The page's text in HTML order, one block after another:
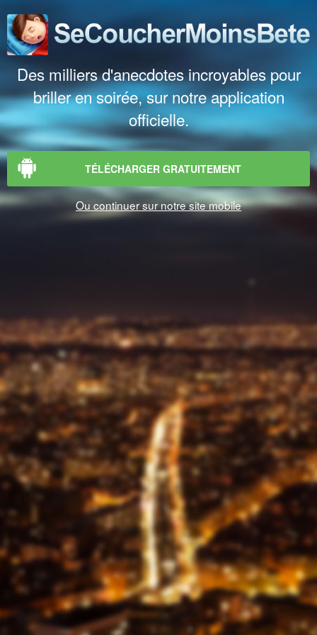
Des milliers d'anecdotes incroyables pour
briller en soirée, sur notre application
officielle.
TÉLÉCHARGER GRATUITEMENT
Ou continuer sur notre site mobile